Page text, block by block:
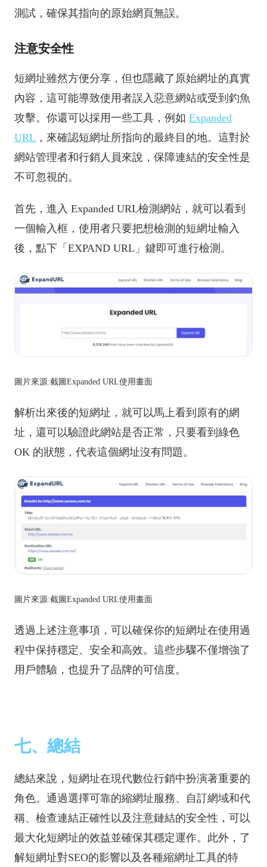
測試，確保其指向的原始網頁無誤。
注意安全性
短網址雖然方便分享，但也隱藏了原始網址的真實
內容，這可能導致使用者誤入惡意網站或受到釣魚
攻擊。你還可以採用一些工具，例如 Expanded
URL ，來確認短網址所指向的最終目的地。這對於
網站管理者和行銷人員來說，保障連結的安全性是
不可忽視的。
首先，進入 Expanded URL檢測網站，就可以看到
一個輸入框，使用者只要把想檢測的短網址輸入
後，點下「EXPAND URL」鍵即可進行檢測 。
圖片來源:截圖Expanded URL使用畫面
解析出來後的短網址，就可以馬上看到原有的網
址，還可以驗證此網站是否正常，只要看到綠色
OK 的狀態，代表這個網址沒有問題 。
圖片來源:截圖Expanded URL使用畫面
透過上述注意事項，可以確保你的短網址在使用過
程中保持穩定、安全和高效。這些步驟不僅增強了
用戶體驗，也提升了品牌的可信度。
七、總結
總結來說，短網址在現代數位行銷中扮演著重要的
角色。通過選擇可靠的縮網址服務、自訂網域和代
稱、檢查連結正確性以及注意鏈結的安全性，可以
最大化短網址的效益並確保其穩定運作。此外，了
解短網址對SEO的影響以及各種縮網址工具的特